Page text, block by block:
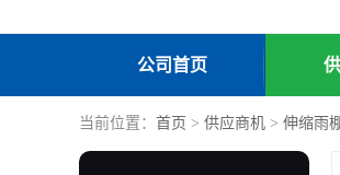
公司首页
当前位置： 首页 > 供应商机 > 伸缩雨